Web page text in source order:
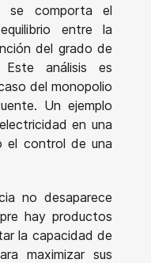
se comporta el
entre la
del grado de
análisis es
del monopolio
Un ejemplo
en una
el control de una
no desaparece
hay productos
la capacidad de
maximizar sus